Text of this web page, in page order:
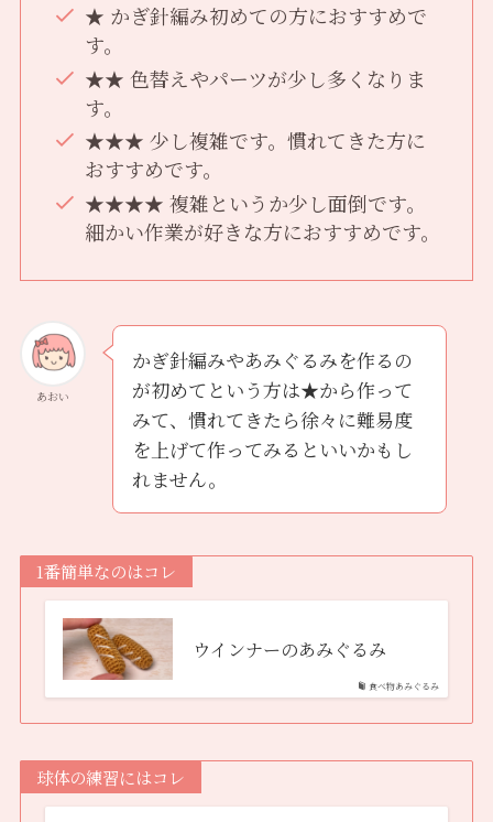
★ かぎ針編み初めての方におすすめで
す。
★★ 色替えやパーツが少し多くなりま
す。
★★★ 少し複雑です。慣れてきた方に
おすすめです。
★★★★ 複雑というか少し面倒です。
細かい作業が好きな方におすすめです。
あおい
かぎ針編みやあみぐるみを作るの
が初めてという方は★から作って
みて、慣れてきたら徐々に難易度
を上げて作ってみるといいかもし
れません。
1番簡単なのはコレ
食べ物あみぐるみ
ウインナーのあみぐるみ
球体の練習にはコレ